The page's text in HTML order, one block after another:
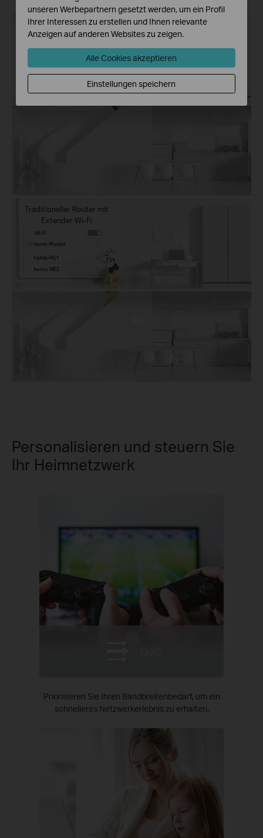
Deco X10
Mesh Wi-Fi System
Traditioneller Router mit
Extender Wi-Fi
Personalisieren und steuern Sie
Ihr Heimnetzwerk
Priorisieren Sie Ihren Bandbreitenbedarf, um ein
schnelleres Netzwerkerlebnis zu erhalten.
unseren Werbepartnern gesetzt werden, um ein Profil
Ihrer Interessen zu erstellen und Ihnen relevante
Anzeigen auf anderen Websites zu zeigen.
Alle Cookies akzeptieren
Einstellungen speichern